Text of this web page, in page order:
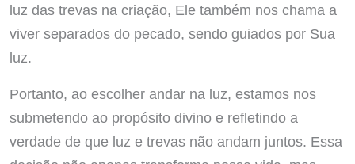
luz das trevas na criação, Ele também nos chama a
viver separados do pecado, sendo guiados por Sua
luz.
Portanto, ao escolher andar na luz, estamos nos
submetendo ao propósito divino e refletindo a
verdade de que luz e trevas não andam juntos. Essa